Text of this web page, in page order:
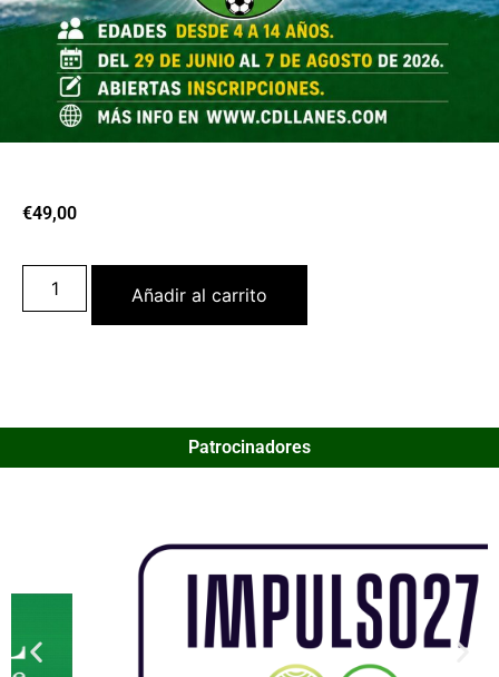
€49,00
Añadir al carrito
Patrocinadores